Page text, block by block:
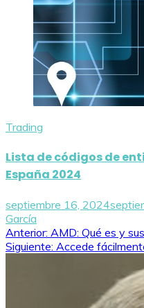
Trading
Lista de códigos de
España 2024
septiembre 16, 2024
García
Navegación
Anterior: AMD: Qué es y
Siguiente: Accede